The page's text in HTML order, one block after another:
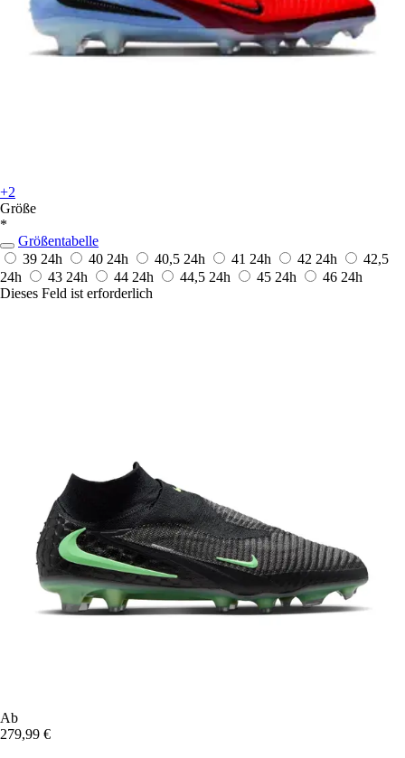
+2
Größe
*
Größentabelle
39 24h 40 24h 40,5 24h 41 24h 42 24h
42,5
24h
43 24h 44 24h 44,5 24h 45 24h 46 24h
Dieses Feld ist erforderlich
Ab
279,99 €